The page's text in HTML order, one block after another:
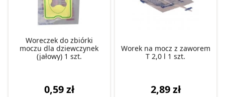
Woreczek do zbiórki
moczu dla dziewczynek
(jałowy) 1 szt.
0,59 zł
Worek na mocz z zaworem
T 2,0 l 1 szt.
2,89 zł